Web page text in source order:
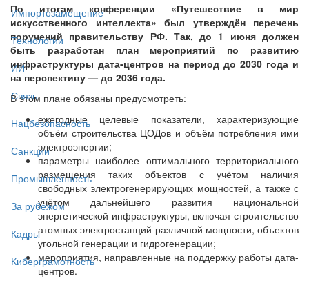
Импортозамещение
Технологии
ИИ
Связь
Нацбезопасность
Санкции
Промышленность
За рубежом
Кадры
Киберграмотность
По итогам конференции «Путешествие в мир
искусственного интеллекта» был утверждён перечень
поручений правительству РФ. Так, до 1 июня должен
быть разработан план мероприятий по развитию
инфраструктуры дата-центров на период до 2030 года и
на перспективу — до 2036 года.
В этом плане обязаны предусмотреть:
ежегодные целевые показатели, характеризующие
объём строительства ЦОДов и объём потребления ими
электроэнергии;
параметры наиболее оптимального территориального
размещения таких объектов с учётом наличия
свободных электрогенерирующих мощностей, а также с
учётом дальнейшего развития национальной
энергетической инфраструктуры, включая строительство
атомных электростанций различной мощности, объектов
угольной генерации и гидрогенерации;
мероприятия, направленные на поддержку работы дата-
центров.